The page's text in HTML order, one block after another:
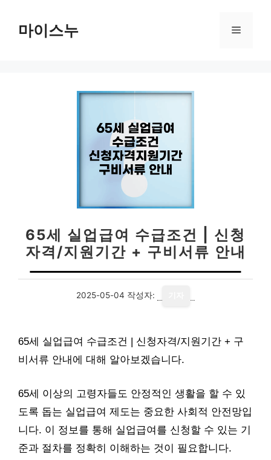
마이스누 메
65세 실업급여 수급조건 | 신청
자격/지원기간 + 구비서류 안내
2025-05-04 작성자:
65세 실업급여 수급조건 | 신청자격/지원기간 + 구
비서류 안내에 대해 알아보겠습니다.
65세 이상의 고령자들도 안정적인 생활을 할 수 있
도록 돕는 실업급여 제도는 중요한 사회적 안전망입
니다. 이 정보를 통해 실업급여를 신청할 수 있는 기
준과 절차를 정확히 이해하는 것이 필요합니다.